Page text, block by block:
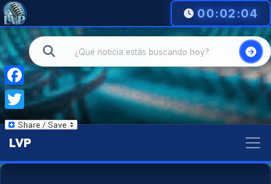
00:02:05
LVP
Facebook
Twitter